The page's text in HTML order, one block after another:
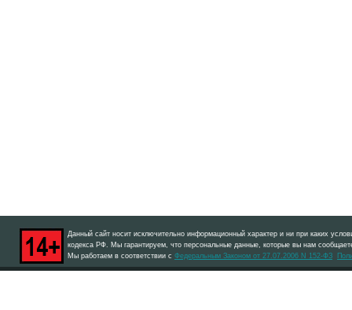
Данный сайт носит исключительно информационный характер и ни при каких
кодекса РФ. Мы гарантируем, что персональные данные, которые вы нам
Мы работаем в соответствии с Федеральным Законом от 27.07.2006 N 152-ФЗ